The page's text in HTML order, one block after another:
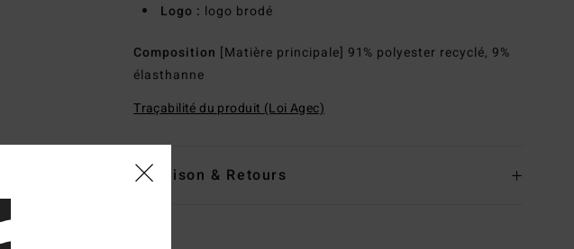
Logo : logo brodé
Composition [Matière principale] 91% polyester recyclé, 9%
élasthanne
Traçabilité du produit (Loi Agec)
Livraison & Retours